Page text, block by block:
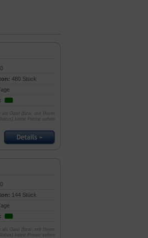
480 Stück
als Gast (bzw. mit Ihrem
keine Preise sehen
144 Stück
als Gast (bzw. mit Ihrem
keine Preise sehen